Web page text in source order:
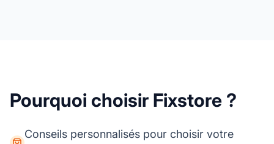
Pourquoi choisir Fixstore ?
Conseils personnalisés pour choisir votre